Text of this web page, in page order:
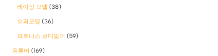
레이싱 모델 (38)
슈퍼모델 (36)
피트니스 보디빌더 (59)
유튜버 (169)